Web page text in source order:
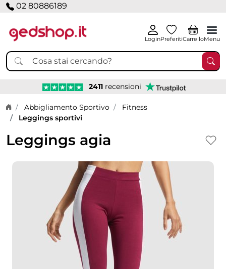
02 80886189
LoginPreferitiCarrelloMenu
2411 recensioni
Home page
Abbigliamento Sportivo
Fitness
Leggings sportivi
Leggings agia